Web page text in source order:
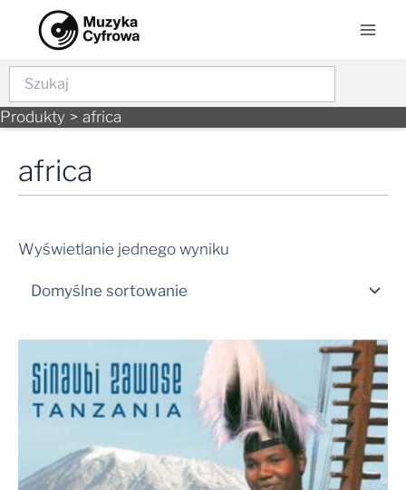
content
Szukaj
Produkty africa
africa
Wyświetlanie jednego wyniku